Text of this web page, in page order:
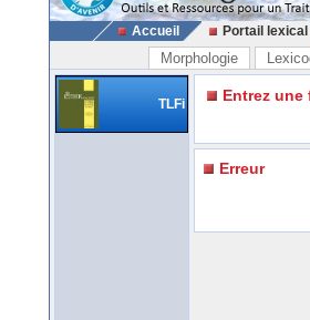
Accueil Portail lexical
Morphologie
TLFi Entrez une
Erreur